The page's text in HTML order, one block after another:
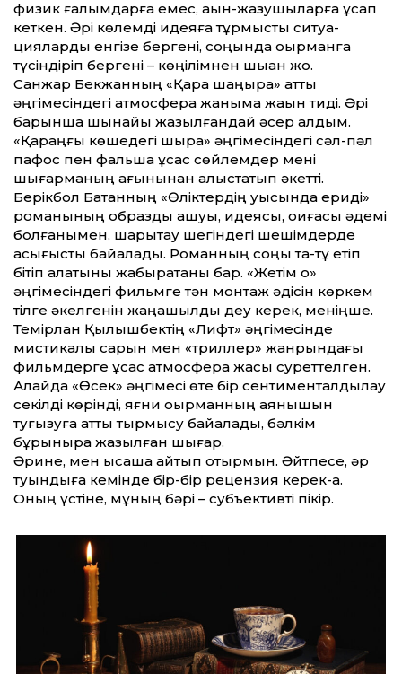
физик ғалымдарға емес, ақын-жазушыларға ұқсап
кеткен. Әрі көлемді идеяға тұрмыстық ситуа­
цияларды енгізе бергені, соңында оқырманға
түсіндіріп бергені – көңілімнен шыққан жоқ.
Санжар Бекжанның «Қара шаңырақ» атты
әңгімесіндегі атмосфера жаныма жақын тиді. Әрі
барынша шынайы жазылғандай әсер алдым.
«Қараңғы көшедегі шырақ» әңгімесіндегі сәл-пәл
пафос пен фальшқа ұқсас сөйлемдер мені
шығарманың ағынынан алыстатып әкетті.
Берікбол Батанның «Өліктердің уысында ериді»
романының образды ашуы, идеясы, оқиғасы әдемі
болғанымен, шарықтау шегіндегі шешімдерде
асығыстық байқалады. Романның соңы тақ-тұқ етіп
бітіп қалатыны жабырқатқаны бар. «Жетім оқ»
әңгімесіндегі фильмге тән монтаж әдісін көркем
тілге әкелгенін жаңашылдық деу керек, меніңше.
Темірлан Қылышбектің «Лифт» әңгімесін­де
мистикалық сарын мен «триллер» жанрын­дағы
фильмдерге ұқсас атмосфера жақсы суреттелген.
Алайда «Өсек» әңгімесі өте бір сентименталдылау
секілді көрінді, яғни оқыр­манның аянышын
туғызуға қатты тырмысу байқалады, бәлкім
бұрынырақ жазылған шығар.
Әрине, мен қысқаша айтып отырмын. Әйтпесе, әр
туындыға кемінде бір-бір ре­цен­зия керек-ақ.
Оның үстіне, мұның бәрі – субъективті пікір.